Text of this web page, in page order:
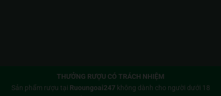
THƯỞNG RƯỢU CÓ TRÁCH NHIỆM
Sản phẩm rượu tại Ruoungoai247 không dành cho người dưới 18